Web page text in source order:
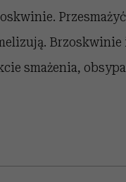
Brzoskwinie
smażenia,